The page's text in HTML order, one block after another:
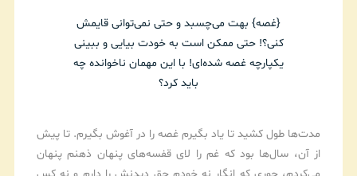
{غصه} بهت می‌چسبد و حتی نمی‌توانی قایمش
کنی؟! حتی ممکن است به خودت بیایی و ببینی
یکپارچه غصه شده‌ای! با این مهمان ناخوانده چه
باید کرد؟
مدت‌ها طول کشید تا یاد بگیرم غصه را در آغوش بگیرم. تا پیش
از آن، سال‌ها بود که غم را لای قفسه‌های پنهان ذهنم پنهان